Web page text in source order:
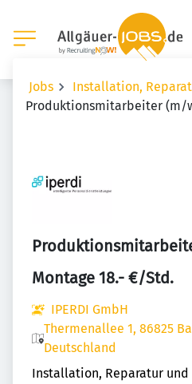
Jobs
Installation,
Produktionsmitarbeiter (m/
Montage 18.- €/Std.
IPERDI GmbH
Thermenallee 1, 86825
Deutschland
Installation, Reparatur und